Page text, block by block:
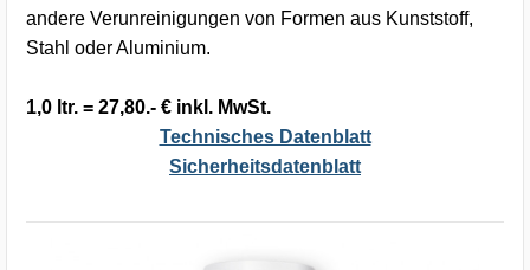
andere Verunreinigungen von Formen aus Kunststoff,
Stahl oder Aluminium.
1,0 ltr. = 27,80.- € inkl. MwSt.
Technisches Datenblatt
Sicherheitsdatenblatt